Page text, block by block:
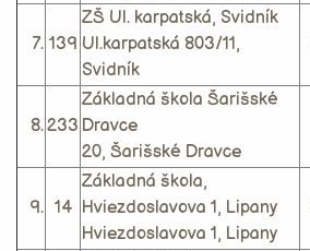
7. 139
ZŠ Ul. karpatská, Svidník
Ul.karpatská 803/11,
Svidník
8.233
Základná škola Šarišské
Dravce
20, Šarišské Dravce
9. 14
Základná škola,
Hviezdoslavova 1, Lipany
Hviezdoslavova 1, Lipany